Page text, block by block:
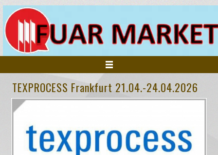
ANASAYFA
FUARLAR
TEXPROCESS Frankfurt 21.04.-24.04.2026